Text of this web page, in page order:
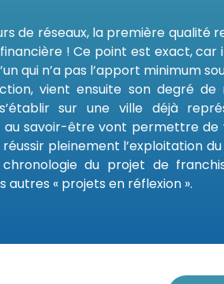
de réseaux, la première qualité
! Ce point est exact,
qui n’a pas l’apport minimum
vient ensuite son degré
sur une ville déjà
au savoir-être vont permettre
réussir pleinement l’exploitation
du projet de
« projets en réflexion ».